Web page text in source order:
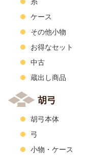
糸
ケース
その他小物
お得なセット
中古
蔵出し商品
胡弓
胡弓本体
弓
小物・ケース